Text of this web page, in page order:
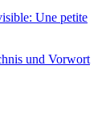
Une petite
und Vorwort